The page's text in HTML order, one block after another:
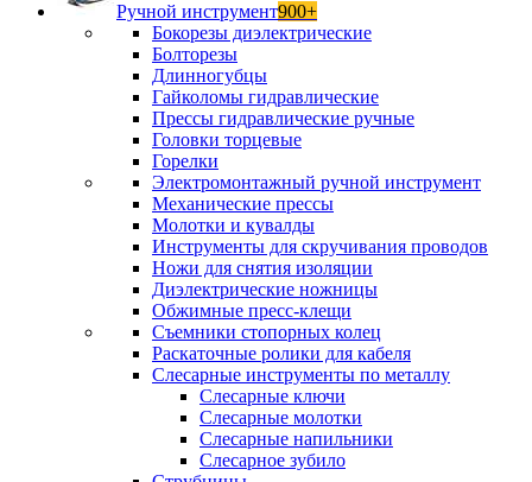
Ручной инструмент900+
Бокорезы диэлектрические
Болторезы
Длинногубцы
Гайколомы гидравлические
Прессы гидравлические ручные
Головки торцевые
Горелки
Электромонтажный ручной инструмент
Механические прессы
Молотки и кувалды
Инструменты для скручивания проводов
Ножи для снятия изоляции
Диэлектрические ножницы
Обжимные пресс-клещи
Съемники стопорных колец
Раскаточные ролики для кабеля
Слесарные инструменты по металлу
Слесарные ключи
Слесарные молотки
Слесарные напильники
Слесарное зубило